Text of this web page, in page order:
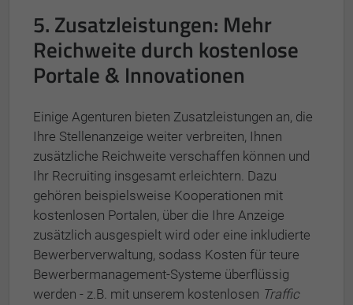
5. Zusatzleistungen: Mehr
Reichweite durch kostenlose
Portale & Innovationen
Einige Agenturen bieten Zusatzleistungen an, die
Ihre Stellenanzeige weiter verbreiten, Ihnen
zusätzliche Reichweite verschaffen können und
Ihr Recruiting insgesamt erleichtern. Dazu
gehören beispielsweise Kooperationen mit
kostenlosen Portalen, über die Ihre Anzeige
zusätzlich ausgespielt wird oder eine inkludierte
Bewerberverwaltung, sodass Kosten für teure
Bewerbermanagement-Systeme überflüssig
werden - z.B. mit unserem kostenlosen Traffic